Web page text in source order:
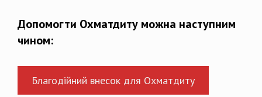
Допомогти Охматдиту можна наступним
чином:
Благодійний внесок для Охматдиту